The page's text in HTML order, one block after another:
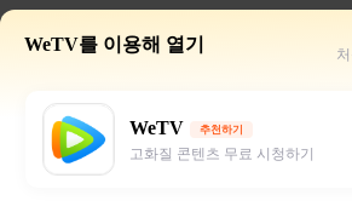
WeTV를 이용해 열기
WeTV 추천하기
고화질 콘텐츠 무료 시청하기